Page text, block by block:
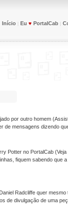
Início | Eu ♥ PortalCab |
por outro homem
mensagens dizendo
Potter no PortalCab
fiquem sabendo que
Radcliffe quer
de divulgação de uma